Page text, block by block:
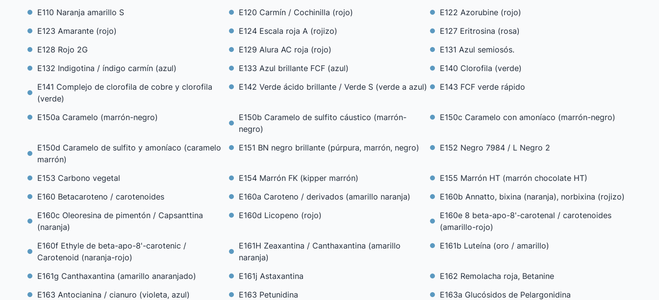
E110 Naranja amarillo S
E120 Carmín / Cochinilla (rojo)
E122 Azorubine (rojo)
E123 Amarante (rojo)
E124 Escala roja A (rojizo)
E127 Eritrosina (rosa)
E128 Rojo 2G
E129 Alura AC roja (rojo)
E131 Azul semiosós.
E132 Indigotina / índigo carmín (azul)
E133 Azul brillante FCF (azul)
E140 Clorofila (verde)
E141 Complejo de clorofila de cobre y clorofila
(verde)
E142 Verde ácido brillante / Verde S (verde a azul) E143 FCF verde rápido
E150a Caramelo (marrón-negro)
E150b Caramelo de sulfito cáustico (marrón-
negro)
E150c Caramelo con amoníaco (marrón-negro)
E150d Caramelo de sulfito y amoníaco (caramelo
marrón)
E151 BN negro brillante (púrpura, marrón, negro) E152 Negro 7984 / L Negro 2
E153 Carbono vegetal E154 Marrón FK (kipper marrón)
E155 Marrón HT (marrón chocolate HT)
E160 Betacaroteno / carotenoides
E160a Caroteno / derivados (amarillo naranja)
E160b Annatto, bixina (naranja), norbixina (rojizo)
E160c Oleoresina de pimentón / Capsanttina
(naranja)
E160d Licopeno (rojo)
E160e 8 beta-apo-8'-carotenal / carotenoides
(amarillo-rojo)
E160f Ethyle de beta-apo-8'-carotenic /
Carotenoid (naranja-rojo)
E161H Zeaxantina / Canthaxantina (amarillo
naranja)
E161b Luteína (oro / amarillo)
E161g Canthaxantina (amarillo anaranjado) E161j Astaxantina
E162 Remolacha roja, Betanine
E163 Antocianina / cianuro (violeta, azul)
E163 Petunidina
E163a Glucósidos de Pelargonidina